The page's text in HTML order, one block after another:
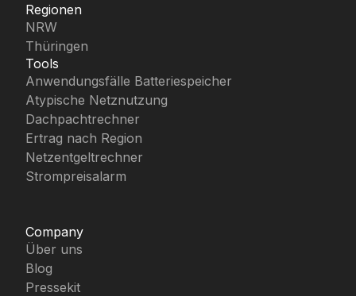
Regionen
NRW
Thüringen
Tools
Anwendungsfälle Batteriespeicher
Atypische Netznutzung
Dachpachtrechner
Ertrag nach Region
Netzentgeltrechner
Strompreisalarm
Company
Über uns
Blog
Pressekit